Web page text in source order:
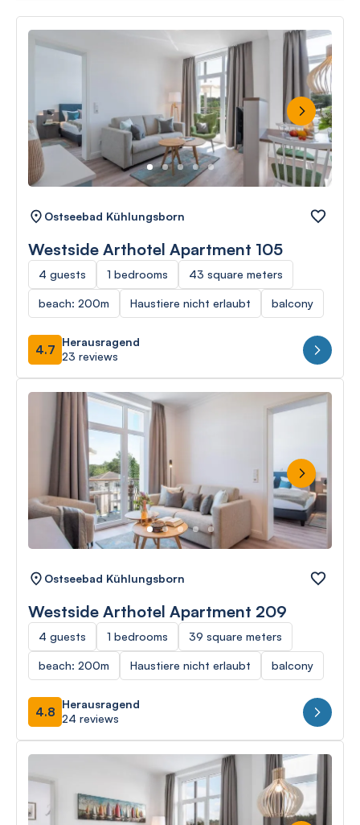
Next
Ostseebad Kühlungsborn
Westside Arthotel Apartment 105
4 guests 1 bedrooms 43 square meters
beach: 200m Haustiere nicht erlaubt balcony
4.7
Herausragend
23 reviews
Next
Ostseebad Kühlungsborn
Westside Arthotel Apartment 209
4 guests 1 bedrooms 39 square meters
beach: 200m Haustiere nicht erlaubt balcony
4.8
Herausragend
24 reviews